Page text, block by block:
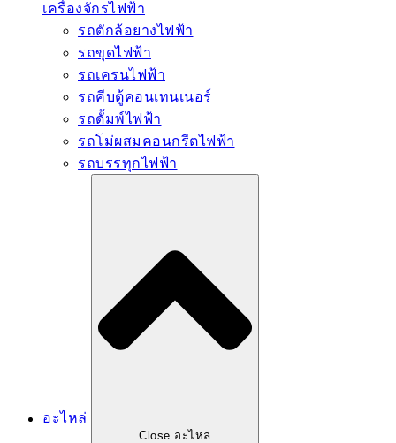
เครื่องจักรไฟฟ้า
รถตักล้อยางไฟฟ้า
รถขุดไฟฟ้า
รถเครนไฟฟ้า
รถคีบตู้คอนเทนเนอร์
รถดั้มพ์ไฟฟ้า
รถโม่ผสมคอนกรีตไฟฟ้า
รถบรรทุกไฟฟ้า
อะไหล่
Close อะไหล่